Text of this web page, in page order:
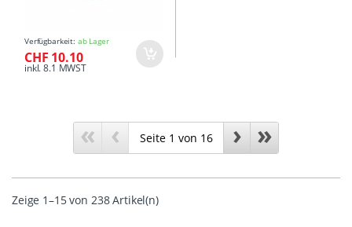
Verfügbarkeit: ab Lager
CHF 10.10
inkl. 8.1 MWST
« ‹ › »
Zeige 1–15 von 238 Artikel(n)